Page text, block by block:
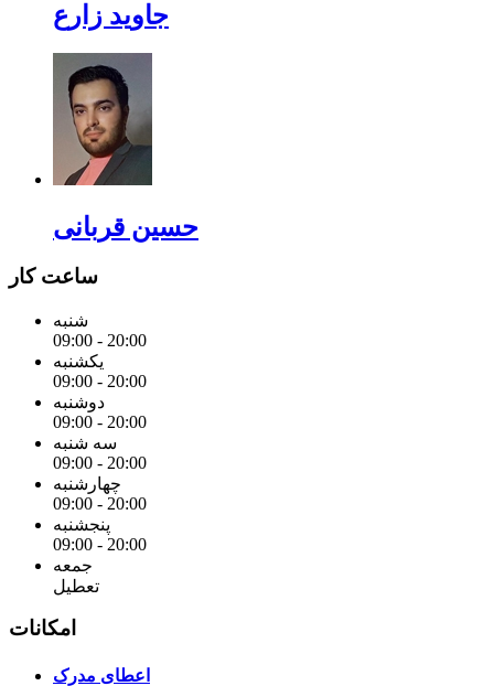
جاوید زارع
حسین قربانی
ساعت کار
شنبه
09:00 - 20:00
یکشنبه
09:00 - 20:00
دوشنبه
09:00 - 20:00
سه شنبه
09:00 - 20:00
چهارشنبه
09:00 - 20:00
پنجشنبه
09:00 - 20:00
جمعه
تعطیل
امکانات
اعطای مدرک